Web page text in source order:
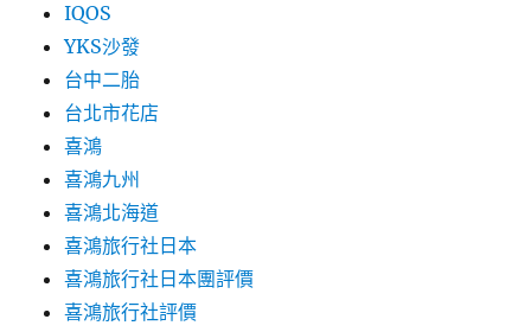
IQOS
YKS沙發
台中二胎
台北市花店
喜鴻
喜鴻九州
喜鴻北海道
喜鴻旅行社日本
喜鴻旅行社日本團評價
喜鴻旅行社評價